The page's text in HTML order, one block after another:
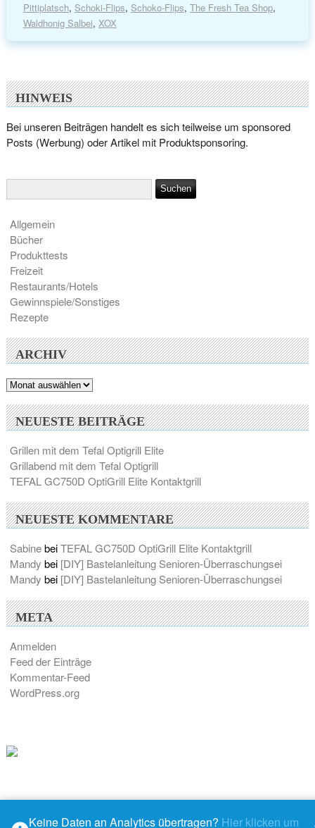
Pittiplatsch, Schoki-Flips, Schoko-Flips, The Fresh Tea Shop,
Waldhonig Salbei, XOX
HINWEIS
Bei unseren Beiträgen handelt es sich teilweise um sponsored
Posts (Werbung) oder Artikel mit Produktsponsoring.
Allgemein
Bücher
Produkttests
Freizeit
Restaurants/Hotels
Gewinnspiele/Sonstiges
Rezepte
ARCHIV
Archiv
NEUESTE BEITRÄGE
Grillen mit dem Tefal Optigrill Elite
Grillabend mit dem Tefal Optigrill
TEFAL GC750D OptiGrill Elite Kontaktgrill
NEUESTE KOMMENTARE
SabinebeiTEFAL GC750D OptiGrill Elite Kontaktgrill
Mandy bei [DIY] Bastelanleitung Senioren-Überraschungsei
Mandy bei [DIY] Bastelanleitung Senioren-Überraschungsei
META
Anmelden
Feed der Einträge
Kommentar-Feed
WordPress.org
Keine Daten an Analytics übertragen? Hier klicken um